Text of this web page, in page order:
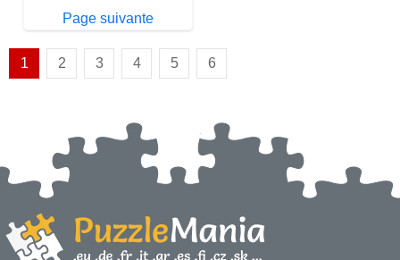
Page suivante
1 2 3 4 5 6